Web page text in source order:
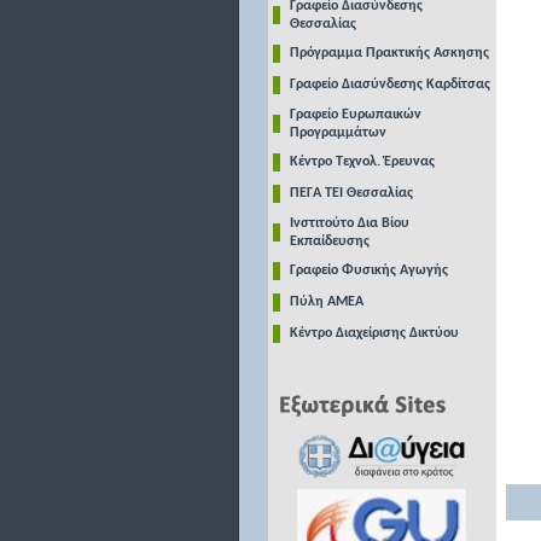
Γραφείο Διασύνδεσης
Θεσσαλίας
Πρόγραμμα Πρακτικής Ασκησης
Γραφείο Διασύνδεσης Καρδίτσας
Γραφείο Ευρωπαικών
Προγραμμάτων
Κέντρο Τεχνολ. Έρευνας
ΠΕΓΑ ΤΕΙ Θεσσαλίας
Ινστιτούτο Δια Βίου
Εκπαίδευσης
Γραφείο Φυσικής Αγωγής
Πύλη ΑΜΕΑ
Κέντρο Διαχείρισης Δικτύου